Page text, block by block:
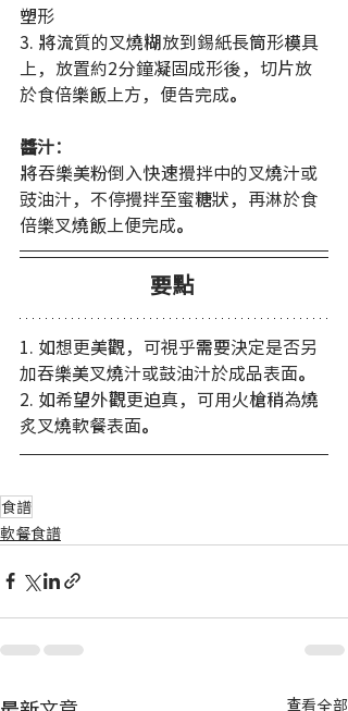
塑形
3. 將流質的叉燒糊放到錫紙長筒形模具
上，放置約2分鐘凝固成形後，切片放
於食倍樂飯上方，便告完成。
醬汁：
將吞樂美粉倒入快速攪拌中的叉燒汁或
豉油汁，不停攪拌至蜜糖狀，再淋於食
倍樂叉燒飯上便完成。
要點
1. 如想更美觀，可視乎需要決定是否另
加吞樂美叉燒汁或鼓油汁於成品表面。
2. 如希望外觀更迫真，可用火槍稍為燒
炙叉燒軟餐表面。
食譜
軟餐食譜
查看全部